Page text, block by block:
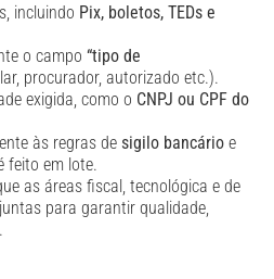
incluindo Pix, boletos, TEDs e
o campo “tipo de
procurador, autorizado etc.).
exigida, como o CNPJ ou CPF do
às regras de sigilo bancário e
feito em lote.
as áreas fiscal, tecnológica e de
para garantir qualidade,